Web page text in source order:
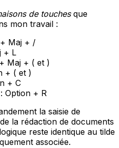
de touchesque
mon travail :
Maj + /
+ L
Maj + ( et )
+ ( et )
+ C
: Option + R
la saisie de
la rédaction de documents
reste identique au tilde
associée.